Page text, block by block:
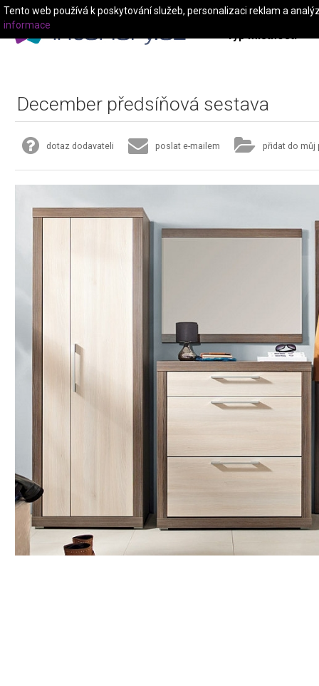
Typ místnosti
December předsíňová sestava
dotaz dodavateli poslat e-mailem přidat do můj
Tento web používá k poskytování služeb, personalizaci reklam a
informace